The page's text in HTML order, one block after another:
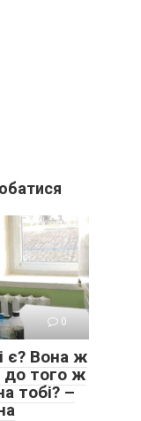
0
є? Вона ж
до того ж
тобі? –